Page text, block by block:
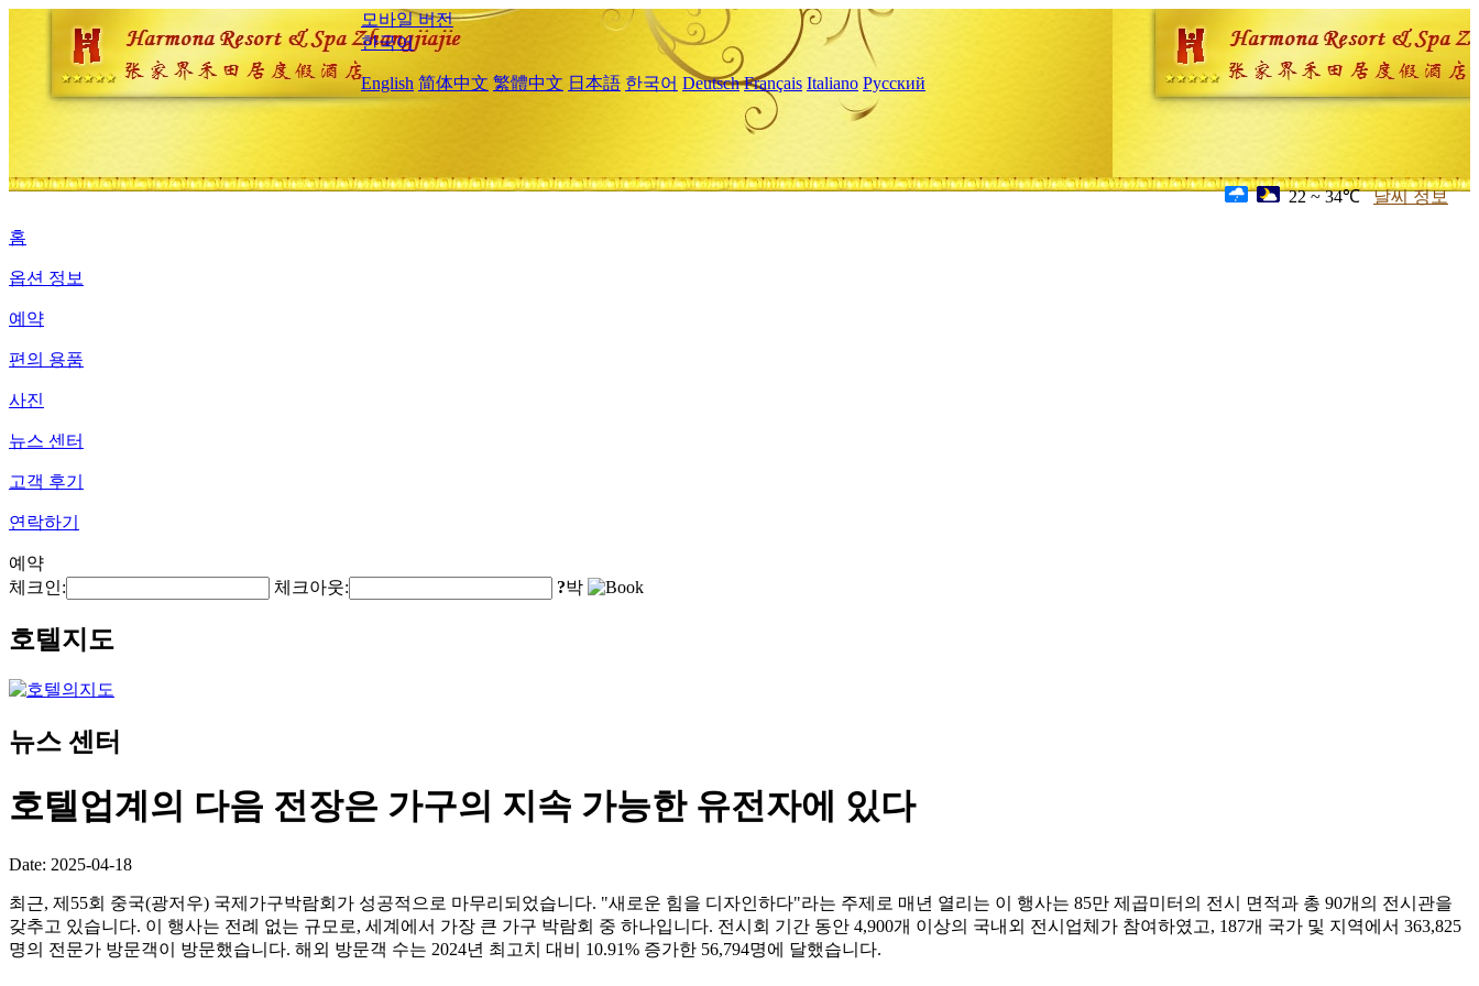
모바일 버전
한국어
English 简体中文 繁體中文 日本語 한국어 Deutsch Français Italiano Русский
22 ~ 34℃ 날씨 정보
홈
옵션 정보
예약
편의 용품
사진
뉴스 센터
고객 후기
연락하기
예약
체크인:
체크아웃: ?박
호텔지도
뉴스 센터
호텔업계의 다음 전장은 가구의 지속 가능한 유전자에 있다
Date: 2025-04-18
최근, 제55회 중국(광저우) 국제가구박람회가 성공적으로 마무리되었습니다. "새로운 힘을 디자인하다"라는 주제로 매년 열리는 이 행사는 85만 제곱미터의 전시 면적과 총 90개의 전시관을
갖추고 있습니다. 이 행사는 전례 없는 규모로, 세계에서 가장 큰 가구 박람회 중 하나입니다. 전시회 기간 동안 4,900개 이상의 국내외 전시업체가 참여하였고, 187개 국가 및 지역에서 363,825
명의 전문가 방문객이 방문했습니다. 해외 방문객 수는 2024년 최고치 대비 10.91% 증가한 56,794명에 달했습니다.